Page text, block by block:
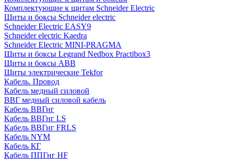
Комплектующие к щитам Schneider Electric
Щиты и боксы Schneider electric
Schneider Electric EASY9
Schneider electric Kaedra
Schneider Electric MINI-PRAGMA
Щиты и боксы Legrand Nedbox Practibox3
Щиты и боксы ABB
Щиты электрические Tekfor
Кабель. Провод
Кабель медный силовой
ВВГ медный силовой кабель
Кабель ВВГнг
Кабель ВВГнг LS
Кабель ВВГнг FRLS
Кабель NYM
Кабель КГ
Кабель ППГнг HF